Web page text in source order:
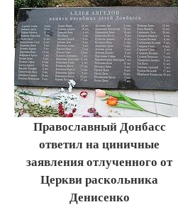
Православный Донбасс
ответил на циничные
заявления отлученного от
Церкви раскольника
Денисенко